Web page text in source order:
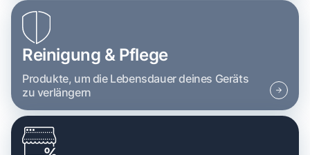
Reinigung & Pflege
Produkte, um die Lebensdauer deines Geräts
zu verlängern